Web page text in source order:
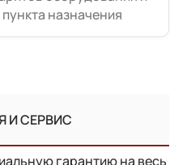
назначения
И СЕРВИС
гарантию на весь